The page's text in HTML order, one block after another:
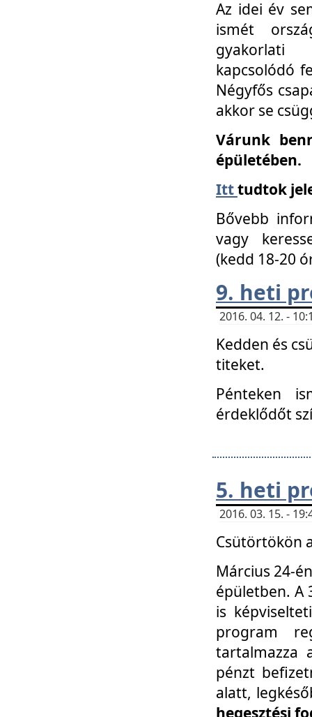
Az idei év
ismét
gyakorlati
kapcsolódó
Négyfős
akkor se
Várunk
épületében.
Itttudtok
Bővebb
vagy
(kedd 18-20
9. heti
2016. 04. 12. -
Kedden és
titeket.
Pénteken
érdeklődőt
5. heti
2016. 03. 15. -
Csütörtökön
Március 24-
épületben. A
is
program
tartalmazza
pénzt
alatt,
hegesztési